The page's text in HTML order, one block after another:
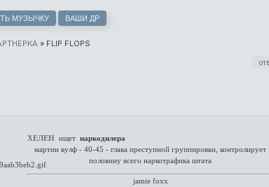
МУЗЫЧКУ ВАШИ ДР
» FLIP FLOPS
ХЕЛЕН ищет наркодилера
мартин вулф - 40-45 - глава преступной группировки, контролирует
половину всего наркотрафика штата
jamie foxx